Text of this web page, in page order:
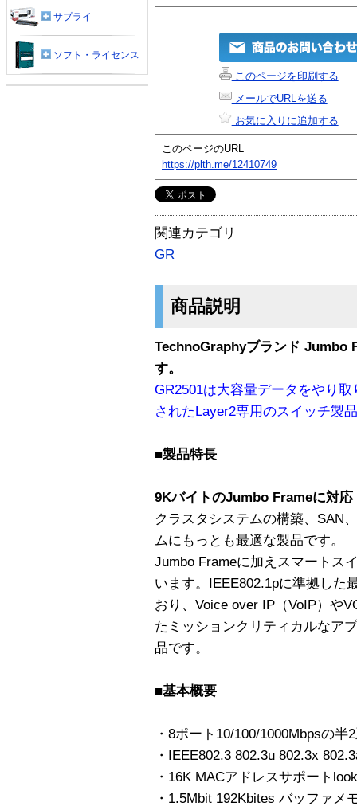
このページを印刷する
メールでURLを送る
お気に入りに追加する
このページのURL
https://plth.me/12410749
関連カテゴリ
GR
商品説明
TechnoGraphyブランド Jumbo
す。
GR2501は大容量データをやり
されたLayer2専用のスイッチ製
■製品特長
9KバイトのJumbo Frameに対応
クラスタシステムの構築、SAN
ムにもっとも最適な製品です。
Jumbo Frameに加えスマートス
います。IEEE802.1pに準拠した
おり、Voice over IP（VoIP）や
たミッションクリティカルなア
品です。
■基本概要
・8ポート10/100/1000Mbpsの半
・IEEE802.3 802.3u 802.3x
・16K MACアドレスサポート
・1.5Mbit 192Kbites バッファメ
サプライ
ソフト・ライセンス